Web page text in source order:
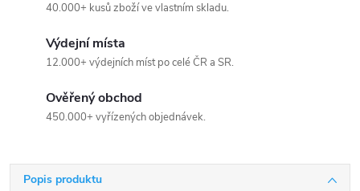
40.000+ kusů zboží ve vlastním skladu.
Výdejní místa
12.000+ výdejních míst po celé ČR a SR.
Ověřený obchod
450.000+ vyřízených objednávek.
Popis produktu